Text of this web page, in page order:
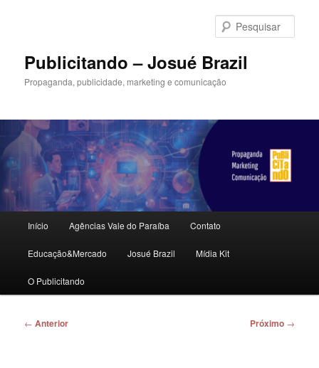
principalPublicitando – Josué Brazil
Propaganda, publicidade, marketing e comunicação
principal
Início Agências Vale do Paraíba Contato
Educação&Mercado Josué Brazil Mídia Kit
O Publicitando
Navegação
← Anterior Próximo →